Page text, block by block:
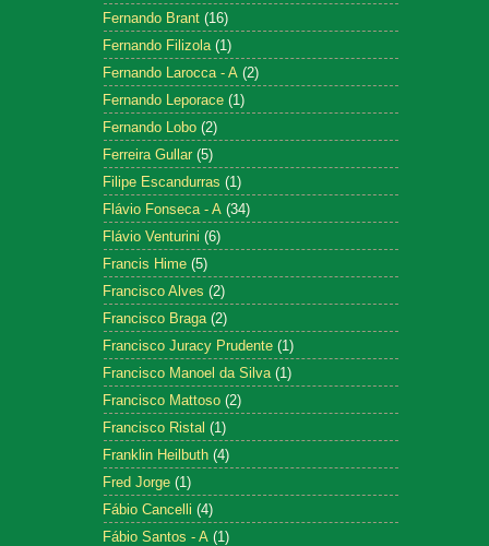
Fernando Brant (16)
Fernando Filizola (1)
Fernando Larocca - A (2)
Fernando Leporace (1)
Fernando Lobo (2)
Ferreira Gullar (5)
Filipe Escandurras (1)
Flávio Fonseca - A (34)
Flávio Venturini (6)
Francis Hime (5)
Francisco Alves (2)
Francisco Braga (2)
Francisco Juracy Prudente (1)
Francisco Manoel da Silva (1)
Francisco Mattoso (2)
Francisco Ristal (1)
Franklin Heilbuth (4)
Fred Jorge (1)
Fábio Cancelli (4)
Fábio Santos - A (1)